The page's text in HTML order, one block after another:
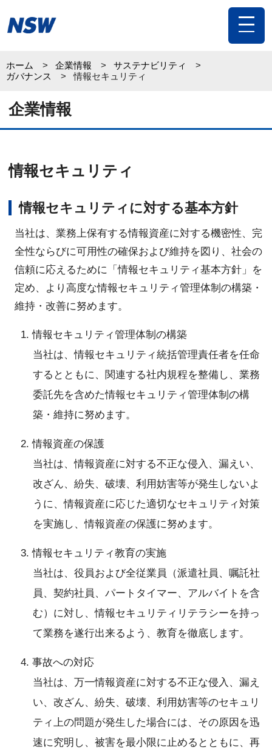
toggle
ホーム 企業情報
サステナビリティ
ガバナンス
情報セキュリティ
企業情報
情報セキュリティ
情報セキュリティに対する基本方針
当社は、業務上保有する情報資産に対する機密性、完
全性ならびに可用性の確保および維持を図り、社会の
信頼に応えるために「情報セキュリティ基本方針」を
定め、より高度な情報セキュリティ管理体制の構築・
維持・改善に努めます。
1. 情報セキュリティ管理体制の構築
当社は、情報セキュリティ統括管理責任者を任命
するとともに、関連する社内規程を整備し、業務
委託先を含めた情報セキュリティ管理体制の構
築・維持に努めます。
2. 情報資産の保護
当社は、情報資産に対する不正な侵入、漏えい、
改ざん、紛失、破壊、利用妨害等が発生しないよ
うに、情報資産に応じた適切なセキュリティ対策
を実施し、情報資産の保護に努めます。
3. 情報セキュリティ教育の実施
当社は、役員および全従業員（派遣社員、嘱託社
員、契約社員、パートタイマー、アルバイトを含
む）に対し、情報セキュリティリテラシーを持っ
て業務を遂行出来るよう、教育を徹底します。
4. 事故への対応
当社は、万一情報資産に対する不正な侵入、漏え
い、改ざん、紛失、破壊、利用妨害等のセキュリ
ティ上の問題が発生した場合には、その原因を迅
速に究明し、被害を最小限に止めるとともに、再